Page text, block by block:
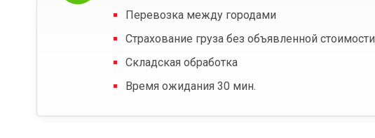
Перевозка между городами
Страхование груза без объявленной стоимости
Складская обработка
Время ожидания 30 мин.